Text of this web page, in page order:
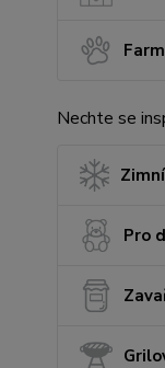
Nechte se
Pro